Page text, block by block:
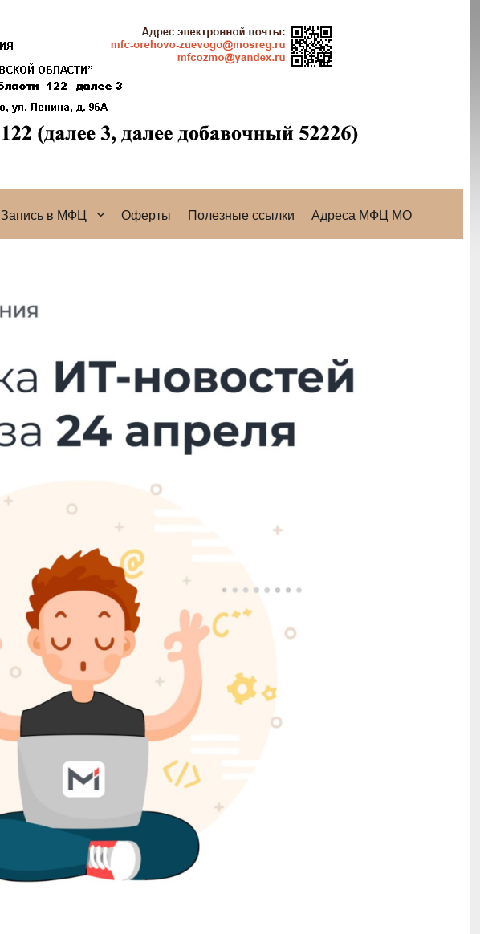
Запись в МФЦ Оферты Полезные ссылки Адреса МФЦ МО